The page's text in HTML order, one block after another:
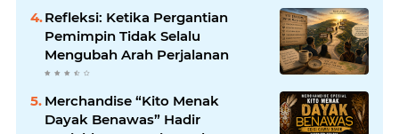
Refleksi: Ketika Pergantian
Pemimpin Tidak Selalu
Mengubah Arah Perjalanan
Merchandise “Kito Menak
Dayak Benawas” Hadir